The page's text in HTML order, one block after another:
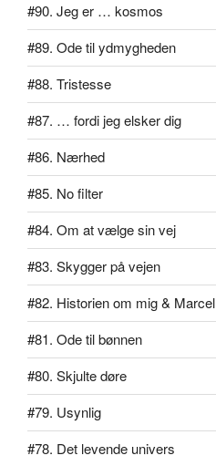
#90. Jeg er … kosmos
#89. Ode til ydmygheden
#88. Tristesse
#87. … fordi jeg elsker dig
#86. Nærhed
#85. No filter
#84. Om at vælge sin vej
#83. Skygger på vejen
#82. Historien om mig & Marcel
#81. Ode til bønnen
#80. Skjulte døre
#79. Usynlig
#78. Det levende univers